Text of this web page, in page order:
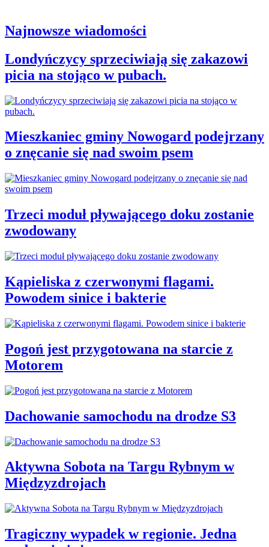
Najnowsze wiadomości
Londyńczycy sprzeciwiają się zakazowi
picia na stojąco w pubach.
Mieszkaniec gminy Nowogard podejrzany
o znęcanie się nad swoim psem
Trzeci moduł pływającego doku zostanie
zwodowany
Kąpieliska z czerwonymi flagami.
Powodem sinice i bakterie
Pogoń jest przygotowana na starcie z
Motorem
Dachowanie samochodu na drodze S3
Aktywna Sobota na Targu Rybnym w
Międzyzdrojach
Tragiczny wypadek w regionie. Jedna